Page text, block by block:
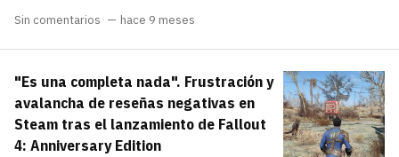
Sin comentarios hace 9 meses
"Es una completa nada". Frustración y
avalancha de reseñas negativas en
Steam tras el lanzamiento de Fallout
4: Anniversary Edition